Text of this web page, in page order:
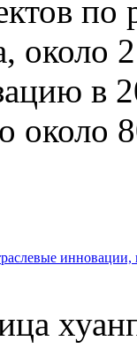
по
около
в
около